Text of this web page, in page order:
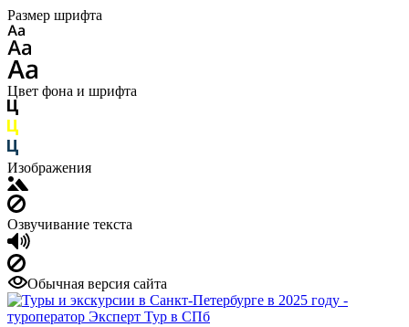
Размер шрифта
Цвет фона и шрифта
Изображения
Озвучивание текста
Обычная версия сайта